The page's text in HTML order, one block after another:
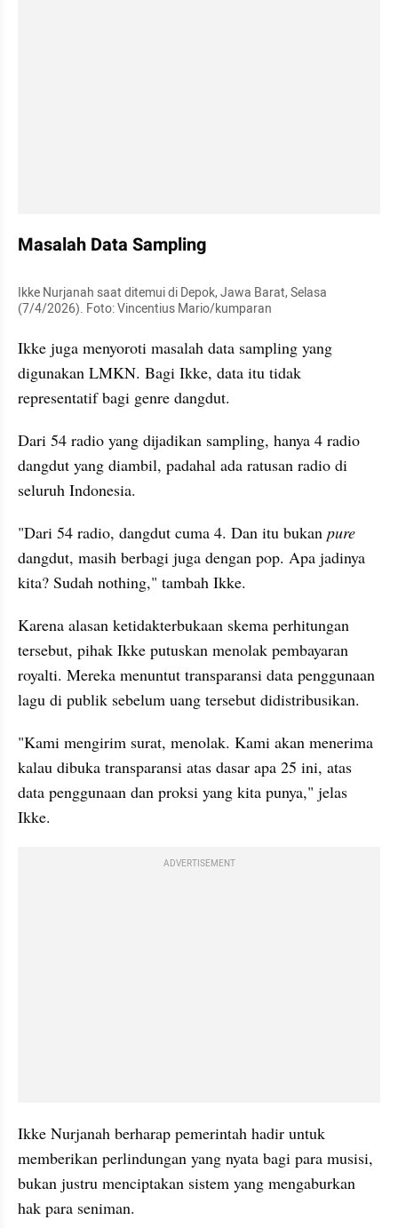
Masalah Data Sampling
Ikke Nurjanah saat ditemui di Depok, Jawa Barat, Selasa
(7/4/2026). Foto: Vincentius Mario/kumparan
Ikke juga menyoroti masalah data sampling yang
digunakan LMKN. Bagi Ikke, data itu tidak
representatif bagi genre dangdut.
Dari 54 radio yang dijadikan sampling, hanya 4 radio
dangdut yang diambil, padahal ada ratusan radio di
seluruh Indonesia.
"Dari 54 radio, dangdut cuma 4. Dan itu bukan
dangdut, masih berbagi juga dengan pop. Apa jadinya
kita? Sudah nothing," tambah Ikke.
Karena alasan ketidakterbukaan skema perhitungan
tersebut, pihak Ikke putuskan menolak pembayaran
royalti. Mereka menuntut transparansi data penggunaan
lagu di publik sebelum uang tersebut didistribusikan.
"Kami mengirim surat, menolak. Kami akan menerima
kalau dibuka transparansi atas dasar apa 25 ini, atas
data penggunaan dan proksi yang kita punya," jelas
Ikke.
ADVERTISEMENT
Ikke Nurjanah berharap pemerintah hadir untuk
memberikan perlindungan yang nyata bagi para musisi,
bukan justru menciptakan sistem yang mengaburkan
hak para seniman.